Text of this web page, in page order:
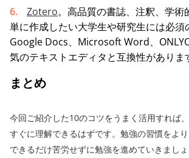
Zotero。高品質の書誌、注釈、学術
単に作成したい大学生や研究生には必須
Google Docs、Microsoft Word、
気のテキストエディタと互換性がありま
まとめ
今回ご紹介した10のコツをうまく活用すれば
すぐに理解できるはずです。勉強の習慣をより
できるだけ苦労せずに勉強を進めていきまし